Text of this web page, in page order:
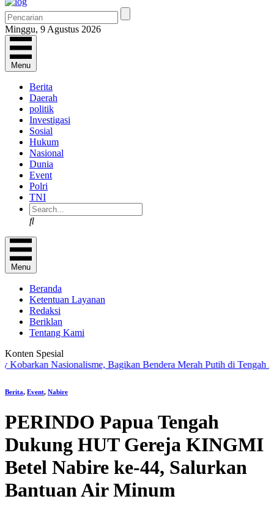
Minggu, 9 Agustus 2026
Menu
Berita
Daerah
politik
Investigasi
Sosial
Hukum
Nasional
Dunia
Event
Polri
TNI
Search
Menu
Beranda
Ketentuan Layanan
Redaksi
Beriklan
Tentang Kami
Konten Spesial
Nasionalisme, Bagikan Bendera Merah Putih di Tengah Jalan
Berita, Event, Nabire
PERINDO Papua Tengah
Dukung HUT Gereja KINGMI
Betel Nabire ke-44, Salurkan
Bantuan Air Minum